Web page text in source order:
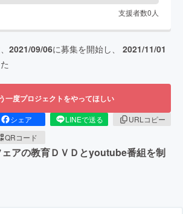
支援者数0 人
2021/09/06に募集を開始し、 2021/11/01
一度プロジェクトをやってほしい
シェア LINEで送る
URLコピー
QRコード
アの教育ＤＶＤとyoutube番組を制